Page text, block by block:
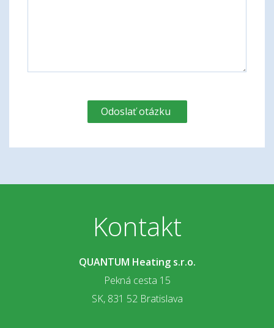
Odoslať otázku
Kontakt
QUANTUM Heating s.r.o.
Pekná cesta 15
SK, 831 52 Bratislava